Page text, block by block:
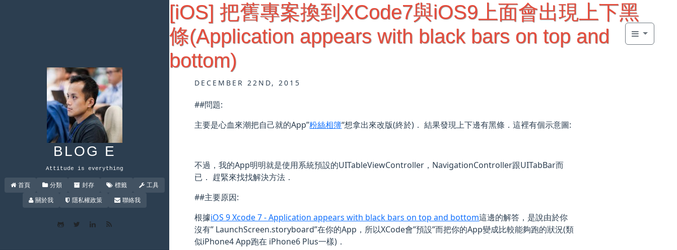
BLOG E
Attitude is everything
首頁 分類 封存 標籤
工具
關於我
隱私權政策 聯絡我
[iOS] 把舊專案換到XCode7與iOS9上面會出現上下黑
條(Application appears with black bars on top and
bottom)
DECEMBER 22ND, 2015
##問題:
主要是心血來潮把自己就的App”粉絲相簿“想拿出來改版(終於)． 結果發現上下邊有黑條．這裡有個示意圖:
不過，我的App明明就是使用系統預設的UITableViewController，NavigationController跟UITabBar而
已． 趕緊來找找解決方法．
##主要原因:
根據iOS 9 Xcode 7 - Application appears with black bars on top and bottom這邊的解答，是說由於你
沒有” LaunchScreen.storyboard”在你的App，所以XCode會”預設”而把你的App變成比較能夠跑的狀況(類
似iPhone4 App跑在 iPhone6 Plus一樣)．